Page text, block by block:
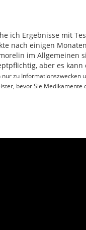
ich Ergebnisse mit
nach einigen
im Allgemeinen
aber es
nur zu Informationszwecken
bevor Sie